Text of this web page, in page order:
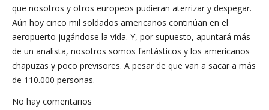
que nosotros y otros europeos pudieran aterrizar y despegar.
Aún hoy cinco mil soldados americanos continúan en el
aeropuerto jugándose la vida. Y, por supuesto, apuntará más
de un analista, nosotros somos fantásticos y los americanos
chapuzas y poco previsores. A pesar de que van a sacar a más
de 110.000 personas.
No hay comentarios